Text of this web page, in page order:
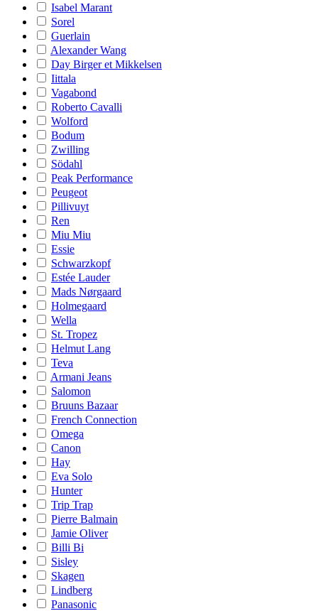
Isabel Marant
Sorel
Guerlain
Alexander Wang
Day Birger et Mikkelsen
Iittala
Vagabond
Roberto Cavalli
Wolford
Bodum
Zwilling
Södahl
Peak Performance
Peugeot
Pillivuyt
Ren
Miu Miu
Essie
Schwarzkopf
Estée Lauder
Mads Nørgaard
Holmegaard
Wella
St. Tropez
Helmut Lang
Teva
Armani Jeans
Salomon
Bruuns Bazaar
French Connection
Omega
Canon
Hay
Eva Solo
Hunter
Trip Trap
Pierre Balmain
Jamie Oliver
Billi Bi
Sisley
Skagen
Lindberg
Panasonic